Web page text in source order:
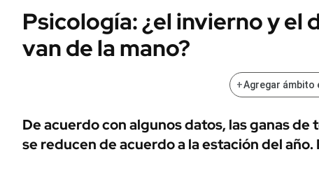
Campo
FINANZAS
ÁMBITO DEBATE
MEDIAKIT AMBITO DEBATE
Sustentabilidad
POLÍTICA
Municipios
Psicología: ¿el invierno y el
van de la mano?
+Agregar ámbito
De acuerdo con algunos datos, las ganas de
se reducen de acuerdo a la estación del año.